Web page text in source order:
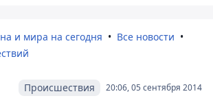
и мира на сегодня
Все новости
20:06, 05 сентября 2014
Происшествия